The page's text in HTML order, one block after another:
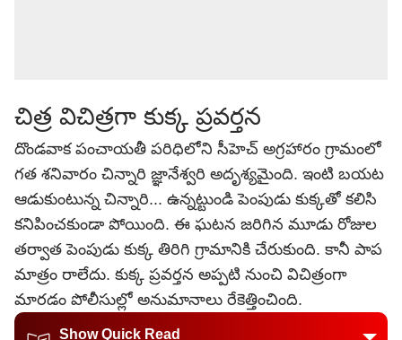
చిత్ర విచిత్రగా కుక్క ప్రవర్తన
దొండవాక పంచాయతీ పరిధిలోని సీహెచ్ అగ్రహారం గ్రామంలో
గత శనివారం చిన్నారి జ్ఞానేశ్వరి అదృశ్యమైంది. ఇంటి బయట
ఆడుకుంటున్న చిన్నారి... ఉన్నట్టుండి పెంపుడు కుక్కతో కలిసి
కనిపించకుండా పోయింది. ఈ ఘటన జరిగిన మూడు రోజుల
తర్వాత పెంపుడు కుక్క తిరిగి గ్రామానికి చేరుకుంది. కానీ పాప
మాత్రం రాలేదు. కుక్క ప్రవర్తన అప్పటి నుంచి విచిత్రంగా
మారడం పోలీసుల్లో అనుమానాలు రేకెత్తించింది.
Show Quick Read